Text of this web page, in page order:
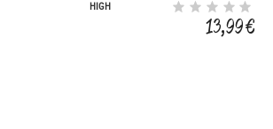
HIGH
13,99 €